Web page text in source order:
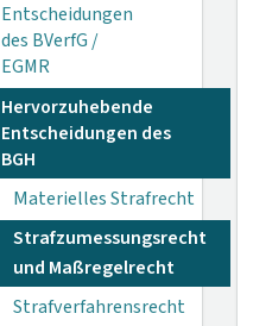
Entscheidungen
des BVerfG /
EGMR
Hervorzuhebende
Entscheidungen des
BGH
Materielles Strafrecht
Strafzumessungsrecht
und Maßregelrecht
Strafverfahrensrecht